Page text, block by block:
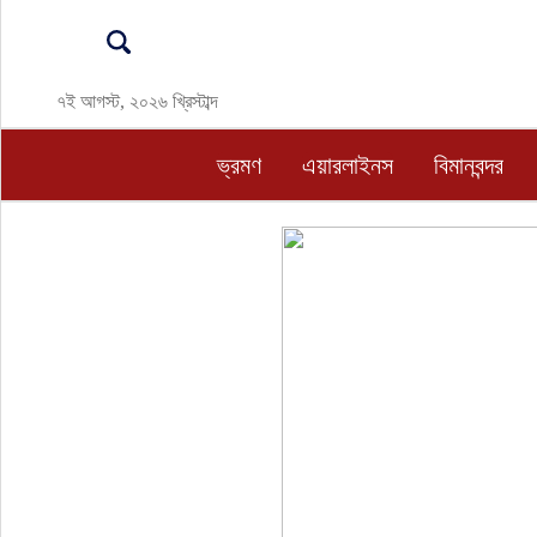
৭ই আগস্ট, ২০২৬ খ্রিস্টাব্দ
ভ্রমণ এয়ারলাইনস বিমানবন্দর